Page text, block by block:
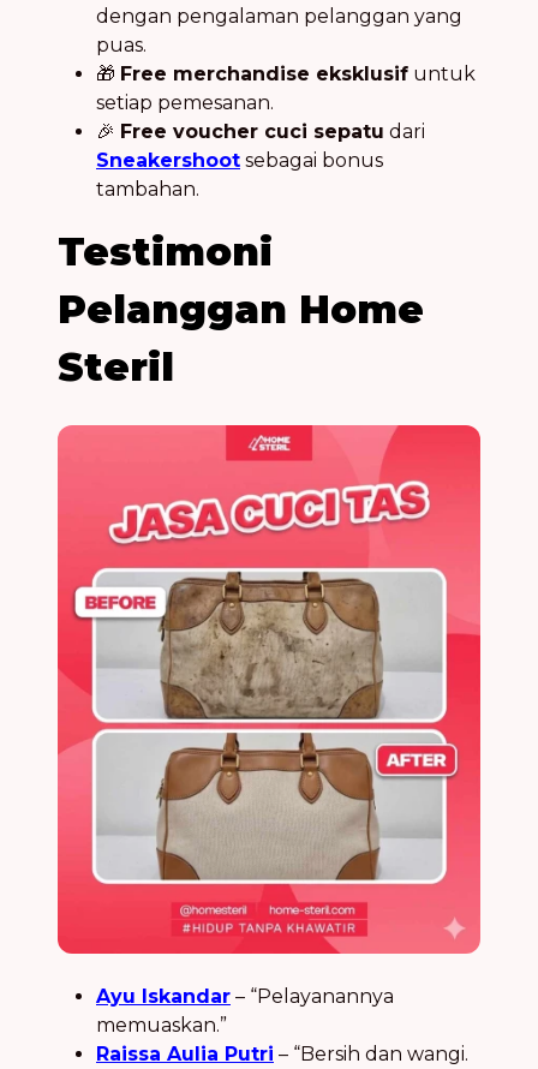
dengan pengalaman pelanggan yang
puas.
🎁 Free merchandise eksklusif untuk
setiap pemesanan.
🎉 Free voucher cuci sepatu dari
Sneakershoot sebagai bonus
tambahan.
Testimoni
Pelanggan Home
Steril
Ayu Iskandar – “Pelayanannya
memuaskan.”
Raissa Aulia Putri – “Bersih dan wangi.